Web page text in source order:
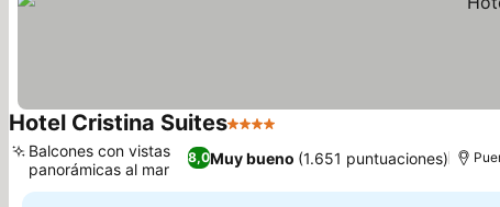
Hotel Cristina Suites4 Estrellas
8,0Muy bueno (1.651 puntuaciones)
Balcones con vistas
panorámicas al mar